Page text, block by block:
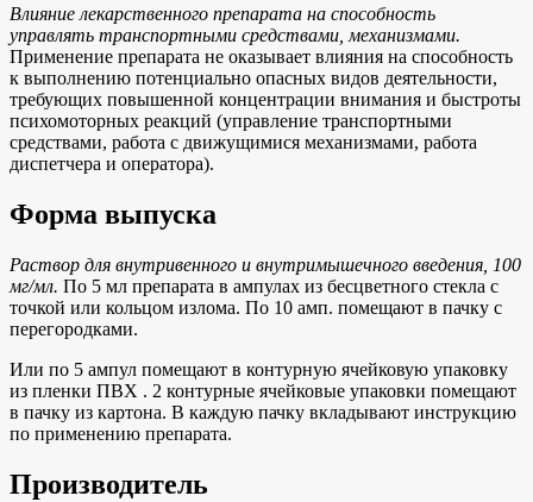
Влияние лекарственного препарата на способность
управлять транспортными средствами, механизмами.
Применение препарата не оказывает влияния на способность
к выполнению потенциально опасных видов деятельности,
требующих повышенной концентрации внимания и быстроты
психомоторных реакций (управление транспортными
средствами, работа с движущимися механизмами, работа
диспетчера и оператора).
Форма выпуска
Раствор для внутривенного и внутримышечного введения, 100
мг/мл. По 5 мл препарата в ампулах из бесцветного стекла с
точкой или кольцом излома. По 10 амп. помещают в пачку с
перегородками.
Или по 5 ампул помещают в контурную ячейковую упаковку
из пленки ПВХ . 2 контурные ячейковые упаковки помещают
в пачку из картона. В каждую пачку вкладывают инструкцию
по применению препарата.
Производитель